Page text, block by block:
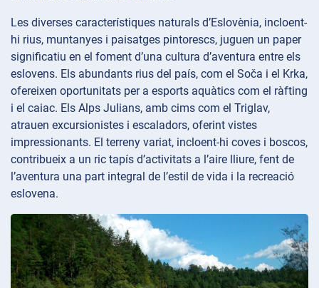
Les diverses característiques naturals d’Eslovènia, incloent-
hi rius, muntanyes i paisatges pintorescs, juguen un paper
significatiu en el foment d’una cultura d’aventura entre els
eslovens. Els abundants rius del país, com el Soča i el Krka,
ofereixen oportunitats per a esports aquàtics com el ràfting
i el caiac. Els Alps Julians, amb cims com el Triglav,
atrauen excursionistes i escaladors, oferint vistes
impressionants. El terreny variat, incloent-hi coves i boscos,
contribueix a un ric tapís d’activitats a l’aire lliure, fent de
l’aventura una part integral de l’estil de vida i la recreació
eslovena.